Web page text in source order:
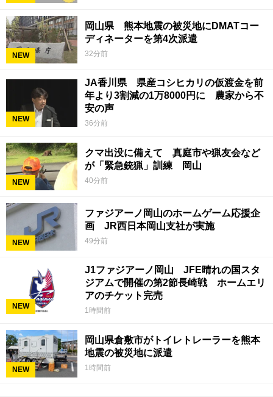
NEW
岡山県 熊本地震の被災地にDMATコー
ディネーターを第4次派遣
32分前
NEW
JA香川県 県産コシヒカリの仮渡金を前
年より3割減の1万8000円に 農家から不
安の声
36分前
NEW
クマ出没に備えて 真庭市や猟友会など
が「緊急銃猟」訓練 岡山
40分前
NEW
ファジアーノ岡山のホームゲーム応援企
画 JR西日本岡山支社が実施
49分前
NEW
J1ファジアーノ岡山 JFE晴れの国スタ
ジアムで開催の第2節長崎戦 ホームエリ
アのチケット完売
1時間前
NEW
岡山県倉敷市がトイレトレーラーを熊本
地震の被災地に派遣
1時間前